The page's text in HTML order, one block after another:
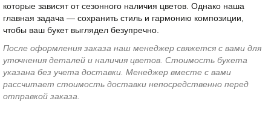
которые зависят от сезонного наличия цветов. Однако наша
главная задача — сохранить стиль и гармонию композиции,
чтобы ваш букет выглядел безупречно.
После оформления заказа наш менеджер свяжется с вами для
уточнения деталей и наличия цветов. Стоимость букета
указана без учета доставки. Менеджер вместе с вами
рассчитает стоимость доставки непосредственно перед
отправкой заказа.